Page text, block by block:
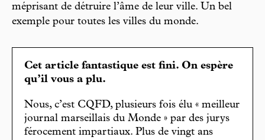
méprisant de détruire l’âme de leur ville. Un bel
exemple pour toutes les villes du monde.
Cet article fantastique est fini. On espère
qu’il vous a plu.
Nous, c’est CQFD, plusieurs fois élu « meilleur
journal marseillais du Monde » par des jurys
férocement impartiaux. Plus de vingt ans